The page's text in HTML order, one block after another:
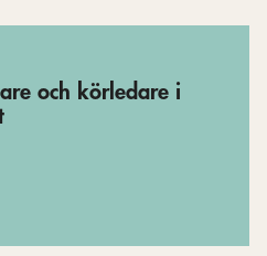
och körledare i